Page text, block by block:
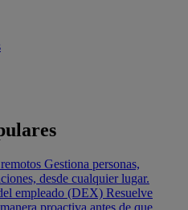
Gestiona personas,
desde cualquier lugar.
empleado (DEX) Resuelve